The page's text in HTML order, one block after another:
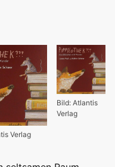
Bild: Atlantis
Verlag
Verlag